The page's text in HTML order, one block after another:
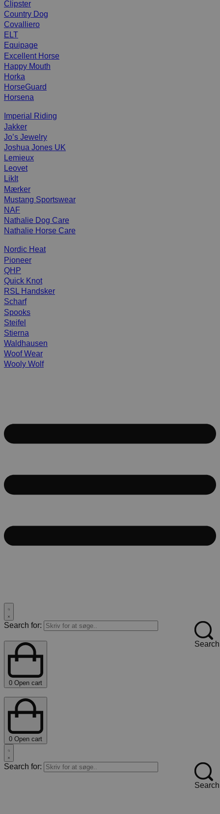
Clipster
Country Dog
Covalliero
ELT
Equipage
Excellent Horse
Happy Mouth
Horka
HorseGuard
Horsena
Imperial Riding
Jakker
Jo’s Jewelry
Joshua Jones UK
Lemieux
Leovet
LikIt
Mærker
Mustang Sportswear
NAF
Nathalie Dog Care
Nathalie Horse Care
Nordic Heat
Pioneer
QHP
Quick Knot
RSL Handsker
Scharf
Spooks
Steifel
Stierna
Waldhausen
Woof Wear
Wooly Wolf
Search for:
Search
0 Open cart
0 Open cart
Search for:
Search